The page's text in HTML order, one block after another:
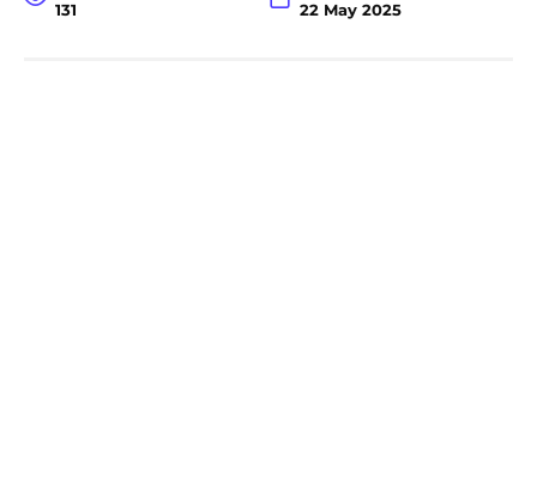
131 22 May 2025